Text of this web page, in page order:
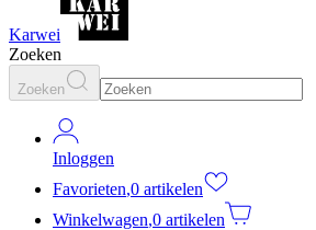
Karwei
Zoeken
Zoeken
Inloggen
Favorieten,0 artikelen
Winkelwagen,0 artikelen